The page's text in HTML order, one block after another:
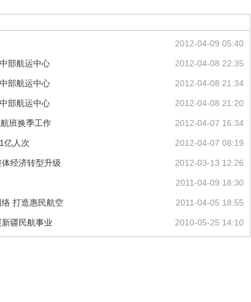
2012-04-09 05:40
2012-04-08 22:35
部航运中心
2012-04-08 21:34
部航运中心
2012-04-08 21:20
部航运中心
2012-04-07 16:34
班换季工作
2012-04-07 08:19
亿人次
2012-03-13 12:26
经济转型升级
2011-04-09 18:30
2011-04-05 18:55
打造惠民航空
2010-05-25 14:10
疆民航事业